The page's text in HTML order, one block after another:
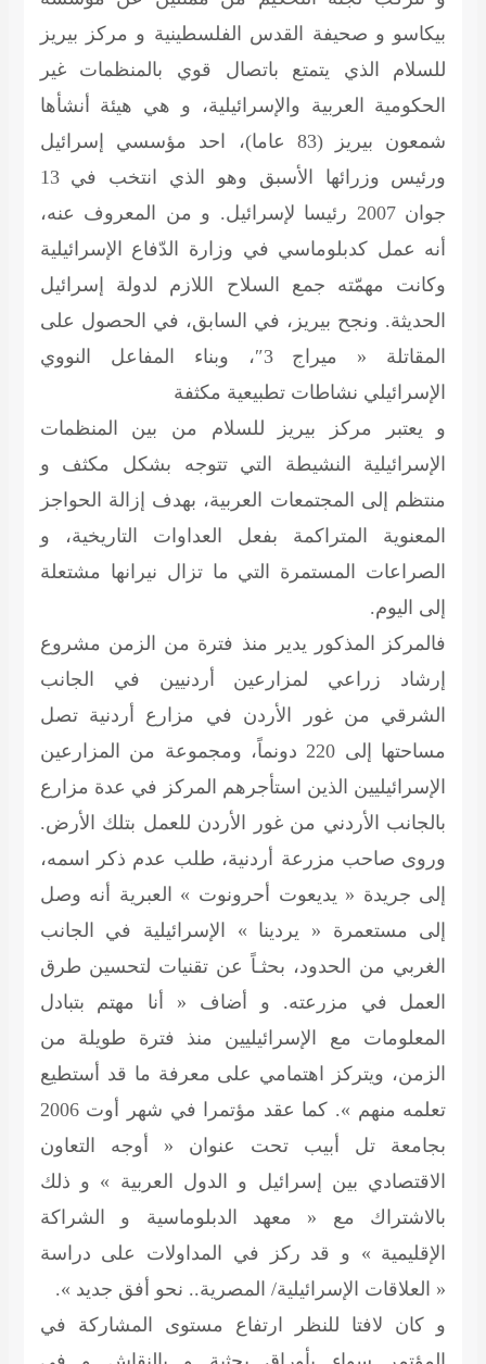
بيكاسو و صحيفة القدس الفلسطينية و مركز بيريز
للسلام الذي يتمتع باتصال قوي بالمنظمات غير
الحكومية العربية والإسرائيلية، و هي هيئة أنشأها
شمعون بيريز (83 عاما)، احد مؤسسي إسرائيل
ورئيس وزرائها الأسبق وهو الذي انتخب في 13
جوان 2007 رئيسا لإسرائيل. و من المعروف عنه،
أنه عمل كدبلوماسي في وزارة الدّفاع الإسرائيلية
وكانت مهمّته جمع السلاح اللازم لدولة إسرائيل
الحديثة. ونجح بيريز، في السابق، في الحصول على
المقاتلة « ميراج 3″، وبناء المفاعل النووي
الإسرائيلي نشاطات تطبيعية مكثفة
و يعتبر مركز بيريز للسلام من بين المنظمات
الإسرائيلية النشيطة التي تتوجه بشكل مكثف و
منتظم إلى المجتمعات العربية، بهدف إزالة الحواجز
المعنوية المتراكمة بفعل العداوات التاريخية، و
الصراعات المستمرة التي ما تزال نيرانها مشتعلة
إلى اليوم.
فالمركز المذكور يدير منذ فترة من الزمن مشروع
إرشاد زراعي لمزارعين أردنيين في الجانب
الشرقي من غور الأردن في مزارع أردنية تصل
مساحتها إلى 220 دونماً، ومجموعة من المزارعين
الإسرائيليين الذين استأجرهم المركز في عدة مزارع
بالجانب الأردني من غور الأردن للعمل بتلك الأرض.
وروى صاحب مزرعة أردنية، طلب عدم ذكر اسمه،
إلى جريدة « يديعوت أحرونوت » العبرية أنه وصل
إلى مستعمرة « يردينا » الإسرائيلية في الجانب
الغربي من الحدود، بحثـاً عن تقنيات لتحسين طرق
العمل في مزرعته. و أضاف « أنا مهتم بتبادل
المعلومات مع الإسرائيليين منذ فترة طويلة من
الزمن، ويتركز اهتمامي على معرفة ما قد أستطيع
تعلمه منهم ». كما عقد مؤتمرا في شهر أوت 2006
بجامعة تل أبيب تحت عنوان « أوجه التعاون
الاقتصادي بين إسرائيل و الدول العربية » و ذلك
بالاشتراك مع « معهد الدبلوماسية و الشراكة
الإقليمية » و قد ركز في المداولات على دراسة
« العلاقات الإسرائيلية/ المصرية.. نحو أفق جديد ».
و كان لافتا للنظر ارتفاع مستوى المشاركة في